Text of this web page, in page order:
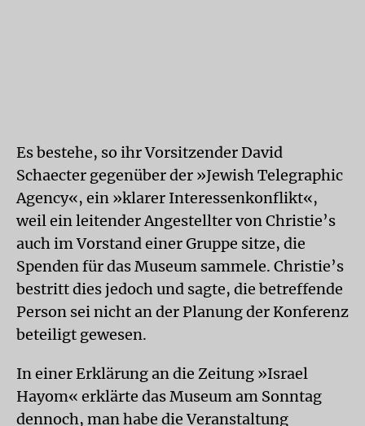
Es bestehe, so ihr Vorsitzender David
Schaecter gegenüber der »Jewish Telegraphic
Agency«, ein »klarer Interessenkonflikt«,
weil ein leitender Angestellter von Christie’s
auch im Vorstand einer Gruppe sitze, die
Spenden für das Museum sammele. Christie’s
bestritt dies jedoch und sagte, die betreffende
Person sei nicht an der Planung der Konferenz
beteiligt gewesen.
In einer Erklärung an die Zeitung »Israel
Hayom« erklärte das Museum am Sonntag
dennoch, man habe die Veranstaltung